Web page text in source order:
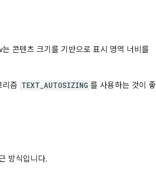
콘텐츠 크기를 기반으로 표시 영역 너비를
리즘 TEXT_AUTOSIZING 를 사용하는 것이 좋
방식입니다.